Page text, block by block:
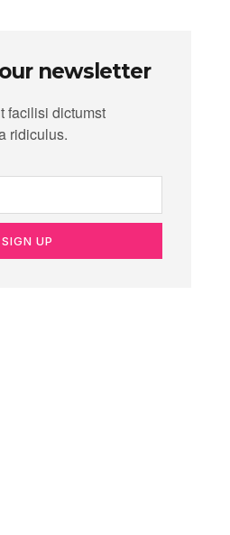
newsletter
facilisi dictumst
ridiculus.
SIGN UP